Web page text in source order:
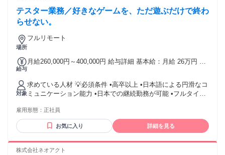
を広げたい方 ◎手に職をつけて自分自身の価値を高めたい方
◎在宅勤務で自分のペースを大切にしたい方 年齢の条件と理
リア形成のため））
テスター業務／好きなゲームを、ただ遊ぶだけで終わ
らせない。
場所
フルリモート
給与
月給260,000円～400,000円 給与詳細 基本給：月給 26万円 〜
れる通勤・皆勤・家族手当金額：なし 全員に一律で支払われ
るその他手当金額：なし 月給26万～40万円 ※前職経験や習得
スキルに応じて調整 賞与年2回（夏・冬）＋入社祝い金最大8
万円
対象
求めている人材 💡必須条件 •高卒以上 •日本語による円滑なコ
ミュニケーション能力 •日本での継続勤務が可能 •フルタイム
ポート経験がある（なくても可） •問題解決が好きな方 •丁寧
で親切な対応ができる •新しい技術を積極的に学ぶ意欲がある
雇用形態： 正社員
お気に入り 詳細を見る
株式会社ネオアクト